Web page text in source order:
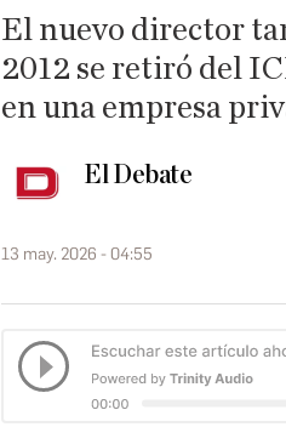
El nuevo director
2012 se retiró del
en una empresa
El Debate
13 may. 2026 - 04:55